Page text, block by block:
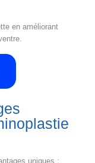
en améliorant
uniques :